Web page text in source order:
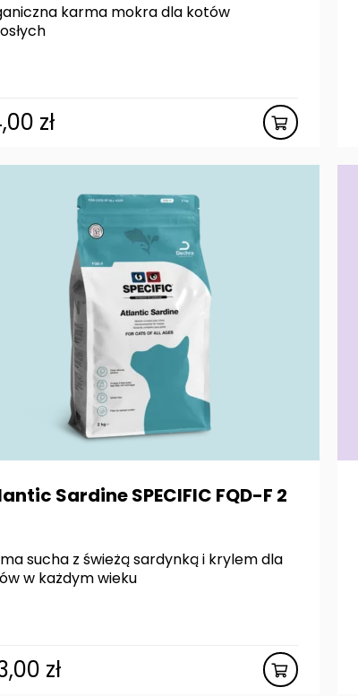
karma mokra dla kotów
zł
Sardine SPECIFIC FQD-F 2
sucha z świeżą sardynką i krylem dla
w każdym wieku
zł